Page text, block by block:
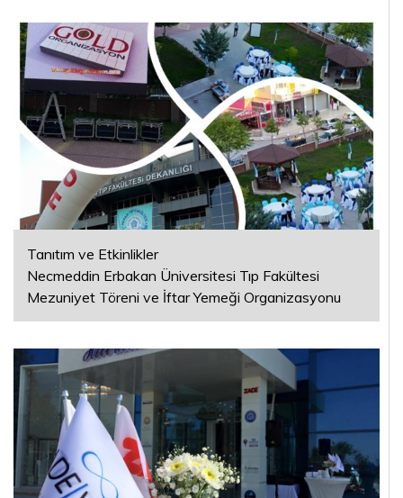
Tanıtım ve Etkinlikler
Necmeddin Erbakan Üniversitesi Tıp Fakültesi
Mezuniyet Töreni ve İftar Yemeği Organizasyonu